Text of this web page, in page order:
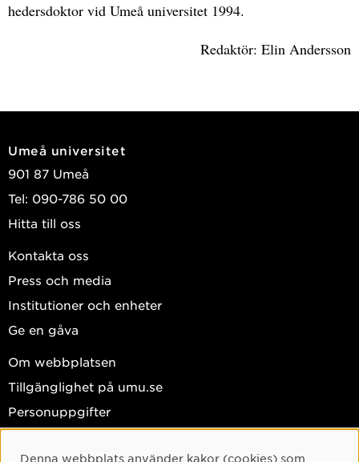
hedersdoktor vid Umeå universitet 1994.
Redaktör: Elin Andersson
Umeå universitet
901 87 Umeå
Tel: 090-786 50 00
Hitta till oss
Kontakta oss
Press och media
Institutioner och enheter
Ge en gåva
Om webbplatsen
Tillgänglighet på umu.se
Personuppgifter
Denna webbplats använder kakor (cookies) som